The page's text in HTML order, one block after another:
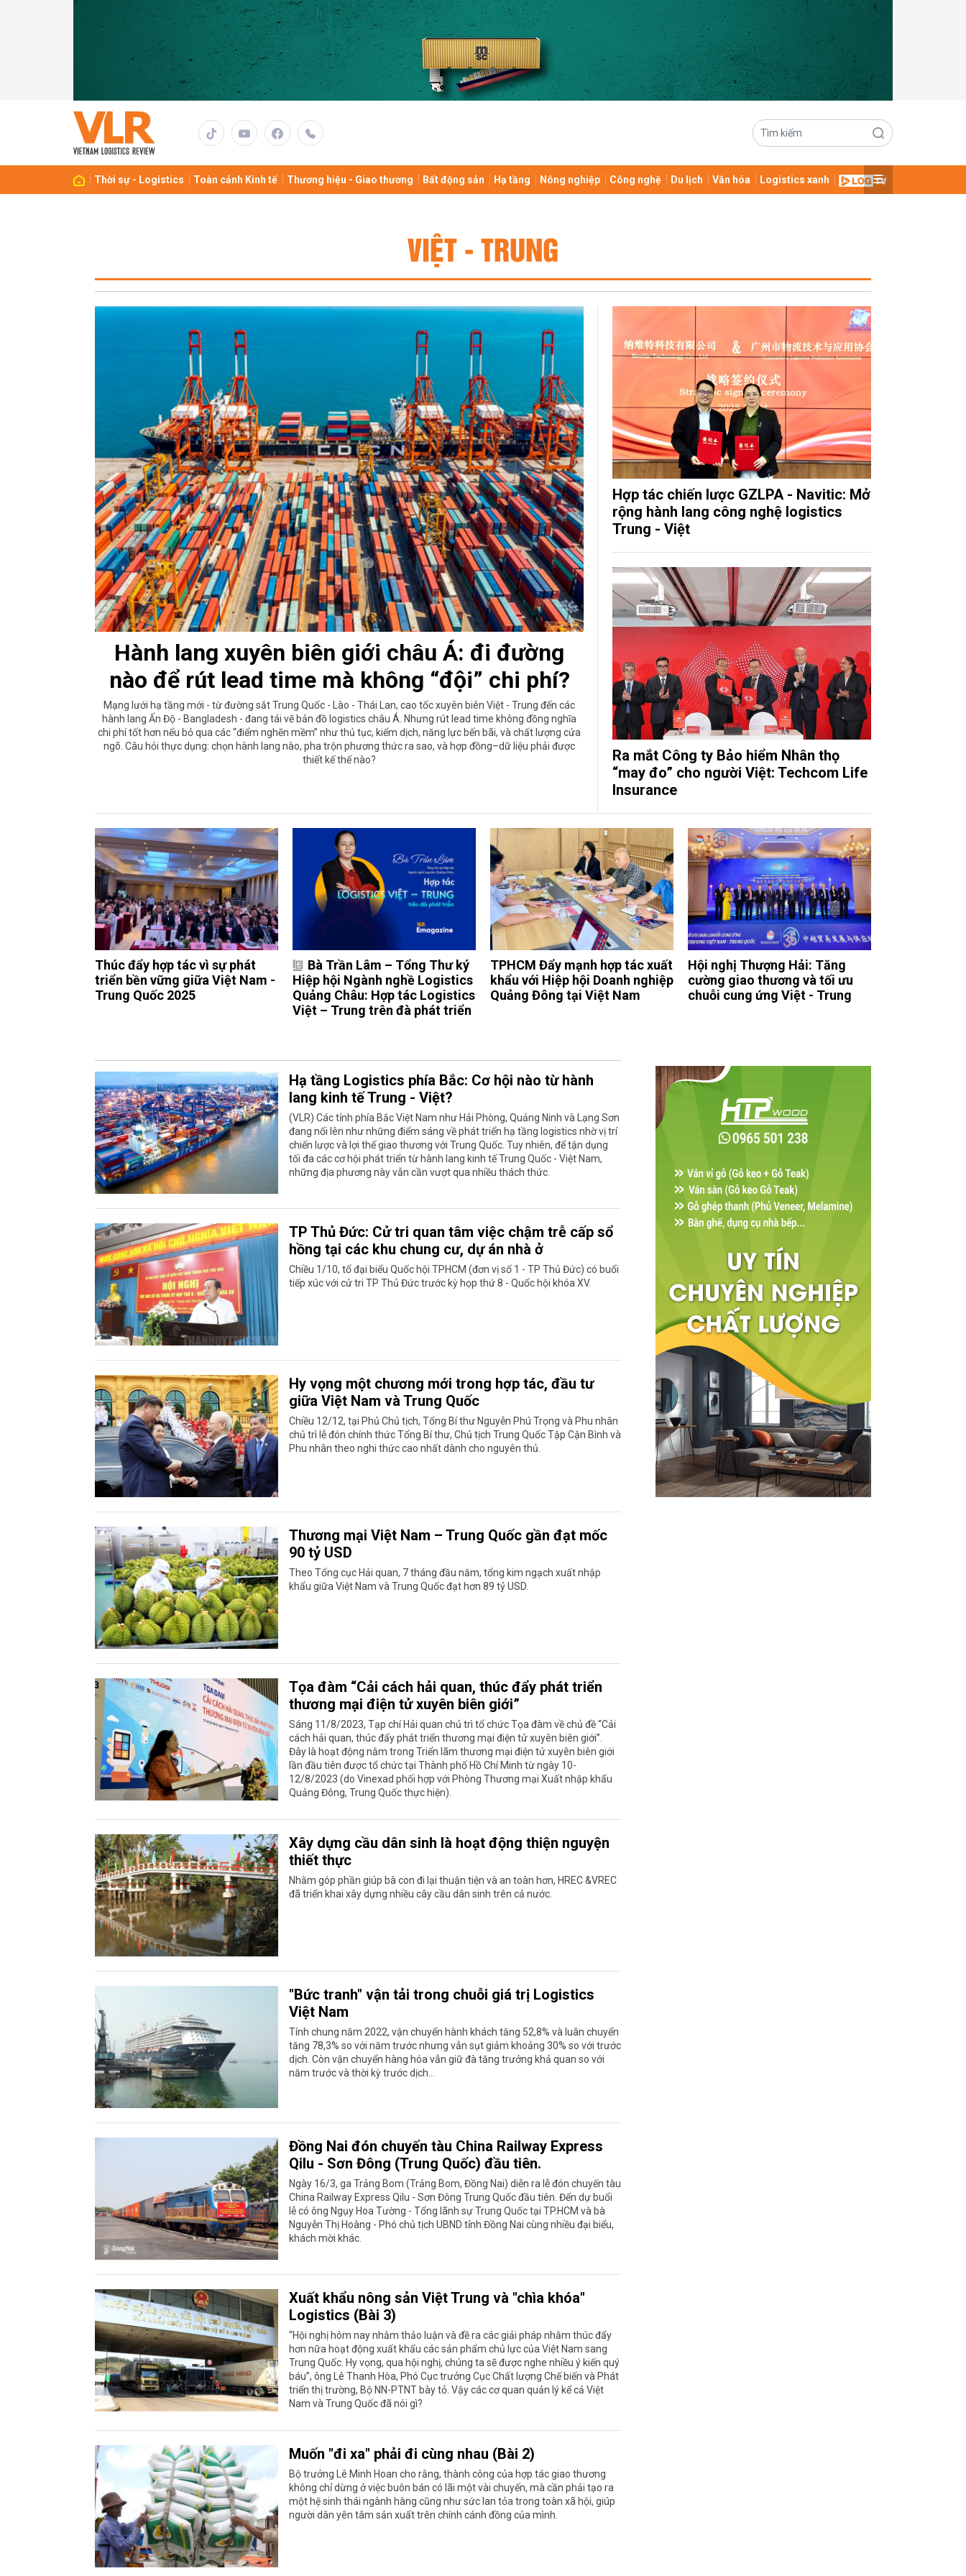
Thời sự - Logistics Toàn cảnh Kinh tế Thương hiệu - Giao thương Bất động sản Hạ tầng Nông nghiệp Công nghệ Du lịch Văn hóa Logistics xanh
VIỆT - TRUNG
Hành lang xuyên biên giới châu Á: đi đường
nào để rút lead time mà không “đội” chi phí?
Mạng lưới hạ tầng mới - từ đường sắt Trung Quốc - Lào - Thái Lan, cao tốc xuyên biên Việt - Trung đến các
hành lang Ấn Độ - Bangladesh - đang tái vẽ bản đồ logistics châu Á. Nhưng rút lead time không đồng nghĩa
chi phí tốt hơn nếu bỏ qua các “điểm nghẽn mềm” như thủ tục, kiểm dịch, năng lực bến bãi, và chất lượng cửa
ngõ. Câu hỏi thực dụng: chọn hành lang nào, pha trộn phương thức ra sao, và hợp đồng–dữ liệu phải được
thiết kế thế nào?
Hợp tác chiến lược GZLPA - Navitic: Mở
rộng hành lang công nghệ logistics
Trung - Việt
Ra mắt Công ty Bảo hiểm Nhân thọ
“may đo” cho người Việt: Techcom Life
Insurance
Thúc đẩy hợp tác vì sự phát
triển bền vững giữa Việt Nam -
Trung Quốc 2025
Bà Trần Lâm – Tổng Thư ký
Hiệp hội Ngành nghề Logistics
Quảng Châu: Hợp tác Logistics
Việt – Trung trên đà phát triển
TPHCM Đẩy mạnh hợp tác xuất
khẩu với Hiệp hội Doanh nghiệp
Quảng Đông tại Việt Nam
Hội nghị Thượng Hải: Tăng
cường giao thương và tối ưu
chuỗi cung ứng Việt - Trung
Hạ tầng Logistics phía Bắc: Cơ hội nào từ hành
lang kinh tế Trung - Việt?
(VLR) Các tỉnh phía Bắc Việt Nam như Hải Phòng, Quảng Ninh và Lạng Sơn
đang nổi lên như những điểm sáng về phát triển hạ tầng logistics nhờ vị trí
chiến lược và lợi thế giao thương với Trung Quốc. Tuy nhiên, để tận dụng
tối đa các cơ hội phát triển từ hành lang kinh tế Trung Quốc - Việt Nam,
những địa phương này vẫn cần vượt qua nhiều thách thức.
TP Thủ Đức: Cử tri quan tâm việc chậm trễ cấp sổ
hồng tại các khu chung cư, dự án nhà ở
Chiều 1/10, tổ đại biểu Quốc hội TPHCM (đơn vị số 1 - TP Thủ Đức) có buổi
tiếp xúc với cử tri TP Thủ Đức trước kỳ họp thứ 8 - Quốc hội khóa XV.
Hy vọng một chương mới trong hợp tác, đầu tư
giữa Việt Nam và Trung Quốc
Chiều 12/12, tại Phủ Chủ tịch, Tổng Bí thư Nguyễn Phú Trọng và Phu nhân
chủ trì lễ đón chính thức Tổng Bí thư, Chủ tịch Trung Quốc Tập Cận Bình và
Phu nhân theo nghi thức cao nhất dành cho nguyên thủ.
Thương mại Việt Nam – Trung Quốc gần đạt mốc
90 tỷ USD
Theo Tổng cục Hải quan, 7 tháng đầu năm, tổng kim ngạch xuất nhập
khẩu giữa Việt Nam và Trung Quốc đạt hơn 89 tỷ USD.
Tọa đàm “Cải cách hải quan, thúc đẩy phát triển
thương mại điện tử xuyên biên giới”
Sáng 11/8/2023, Tạp chí Hải quan chủ trì tổ chức Tọa đàm về chủ đề “Cải
cách hải quan, thúc đẩy phát triển thương mại điện tử xuyên biên giới”.
Đây là hoạt động nằm trong Triển lãm thương mại điện tử xuyên biên giới
lần đầu tiên được tổ chức tại Thành phố Hồ Chí Minh từ ngày 10-
12/8/2023 (do Vinexad phối hợp với Phòng Thương mại Xuất nhập khẩu
Quảng Đông, Trung Quốc thực hiện).
Xây dựng cầu dân sinh là hoạt động thiện nguyện
thiết thực
Nhằm góp phần giúp bà con đi lại thuận tiện và an toàn hơn, HREC &VREC
đã triển khai xây dựng nhiều cây cầu dân sinh trên cả nước.
"Bức tranh" vận tải trong chuỗi giá trị Logistics
Việt Nam
Tính chung năm 2022, vận chuyển hành khách tăng 52,8% và luân chuyển
tăng 78,3% so với năm trước nhưng vẫn sụt giảm khoảng 30% so với trước
dịch. Còn vận chuyển hàng hóa vẫn giữ đà tăng trưởng khả quan so với
năm trước và thời kỳ trước dịch...
Đồng Nai đón chuyến tàu China Railway Express
Qilu - Sơn Đông (Trung Quốc) đầu tiên.
Ngày 16/3, ga Trảng Bom (Trảng Bom, Đồng Nai) diễn ra lễ đón chuyến tàu
China Railway Express Qilu - Sơn Đông Trung Quốc đầu tiên. Đến dự buổi
lễ có ông Ngụy Hoa Tường - Tổng lãnh sự Trung Quốc tại TP.HCM và bà
Nguyễn Thị Hoàng - Phó chủ tịch UBND tỉnh Đồng Nai cùng nhiều đại biểu,
khách mời khác.
Xuất khẩu nông sản Việt Trung và "chìa khóa"
Logistics (Bài 3)
“Hội nghị hôm nay nhằm thảo luận và đề ra các giải pháp nhằm thúc đẩy
hơn nữa hoạt động xuất khẩu các sản phẩm chủ lực của Việt Nam sang
Trung Quốc. Hy vọng, qua hội nghị, chúng ta sẽ được nghe nhiều ý kiến quý
báu”, ông Lê Thanh Hòa, Phó Cục trưởng Cục Chất lượng Chế biến và Phát
triển thị trường, Bộ NN-PTNT bày tỏ. Vậy các cơ quan quản lý kể cả Việt
Nam và Trung Quốc đã nói gì?
Muốn "đi xa" phải đi cùng nhau (Bài 2)
Bộ trưởng Lê Minh Hoan cho rằng, thành công của hợp tác giao thương
không chỉ dừng ở việc buôn bán có lãi một vài chuyến, mà cần phải tạo ra
một hệ sinh thái ngành hàng cũng như sức lan tỏa trong toàn xã hội, giúp
người dân yên tâm sản xuất trên chính cánh đồng của mình.